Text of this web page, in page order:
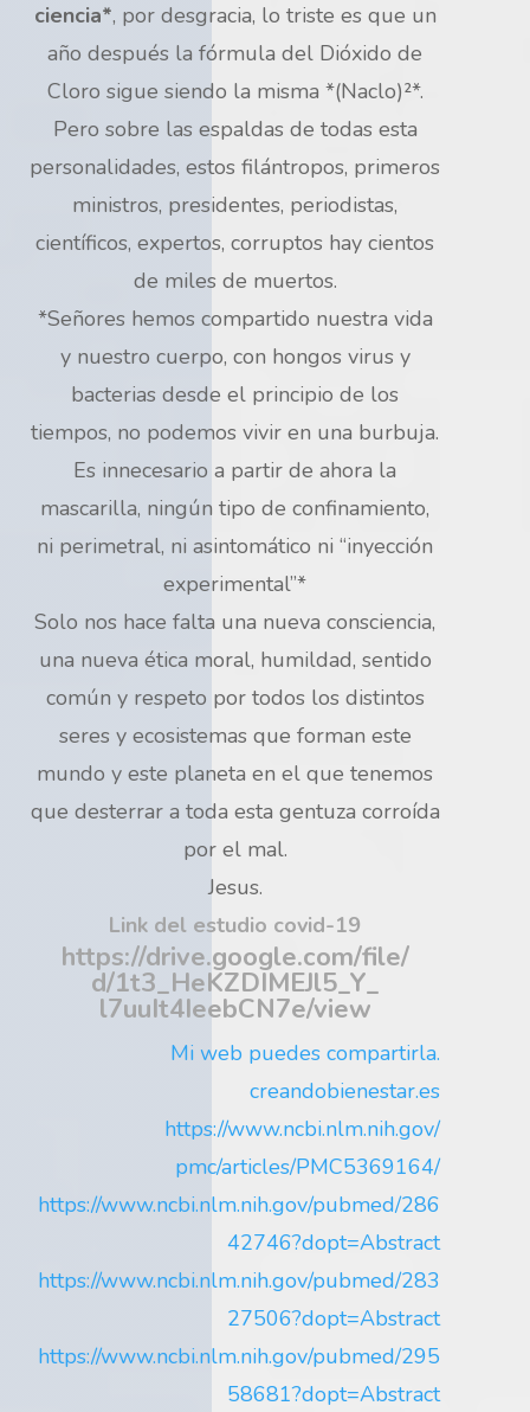
ciencia*, por desgracia, lo triste es que un
año después la fórmula del Dióxido de
Cloro sigue siendo la misma *(Naclo)²*.
Pero sobre las espaldas de todas esta
personalidades, estos filántropos, primeros
ministros, presidentes, periodistas,
científicos, expertos, corruptos hay cientos
de miles de muertos.
*Señores hemos compartido nuestra vida
y nuestro cuerpo, con hongos virus y
bacterias desde el principio de los
tiempos, no podemos vivir en una burbuja.
Es innecesario a partir de ahora la
mascarilla, ningún tipo de confinamiento,
ni perimetral, ni asintomático ni “inyección
experimental”*
Solo nos hace falta una nueva consciencia,
una nueva ética moral, humildad, sentido
común y respeto por todos los distintos
seres y ecosistemas que forman este
mundo y este planeta en el que tenemos
que desterrar a toda esta gentuza corroída
por el mal.
Jesus.
Link del estudio covid-19
https://drive.google.com/file/
d/1t3_HeKZDIMEJl5_Y_
l7uuIt4IeebCN7e/view
Mi web puedes compartirla.
creandobienestar.es
https://www.ncbi.nlm.nih.gov/
pmc/articles/PMC5369164/
https://www.ncbi.nlm.nih.gov/pubmed/286
42746?dopt=Abstract
https://www.ncbi.nlm.nih.gov/pubmed/283
27506?dopt=Abstract
https://www.ncbi.nlm.nih.gov/pubmed/295
58681?dopt=Abstract